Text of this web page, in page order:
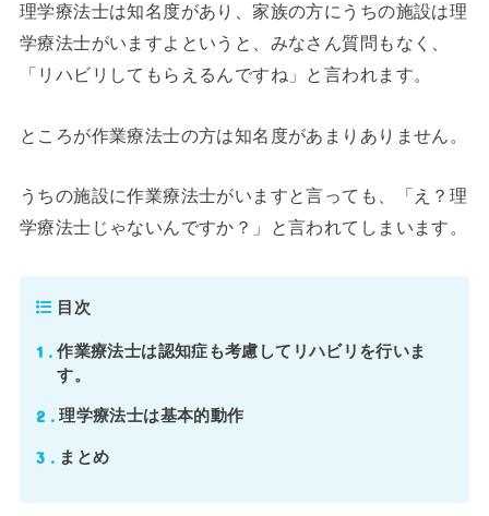
理学療法士は知名度があり、家族の方にうちの施設は理
学療法士がいますよというと、みなさん質問もなく、
「リハビリしてもらえるんですね」と言われます。
ところが作業療法士の方は知名度があまりありません。
うちの施設に作業療法士がいますと言っても、「え？理
学療法士じゃないんですか？」と言われてしまいます。
目次
1
作業療法士は認知症も考慮してリハビリを行いま
す。
2 理学療法士は基本的動作
3 まとめ